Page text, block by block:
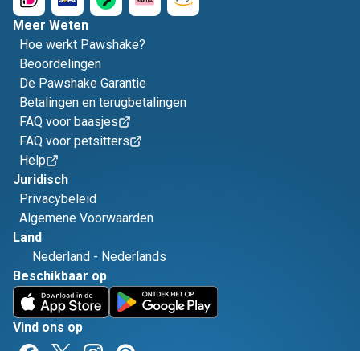
Meer Weten
Hoe werkt Pawshake?
Beoordelingen
De Pawshake Garantie
Betalingen en terugbetalingen
FAQ voor baasjes
FAQ voor petsitters
Help
Juridisch
Privacybeleid
Algemene Voorwaarden
Land
Nederland - Nederlands
Beschikbaar op
Vind ons op